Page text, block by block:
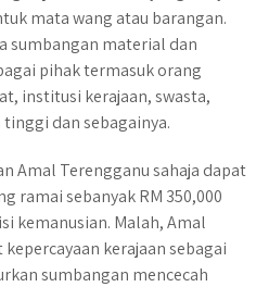
mata wang atau barangan.
sumbangan material dan
pihak termasuk orang
institusi kerajaan, swasta,
dan sebagainya.
Amal Terengganu sahaja dapat
ramai sebanyak RM 350,000
kemanusian. Malah, Amal
kerajaan sebagai
sumbangan mencecah